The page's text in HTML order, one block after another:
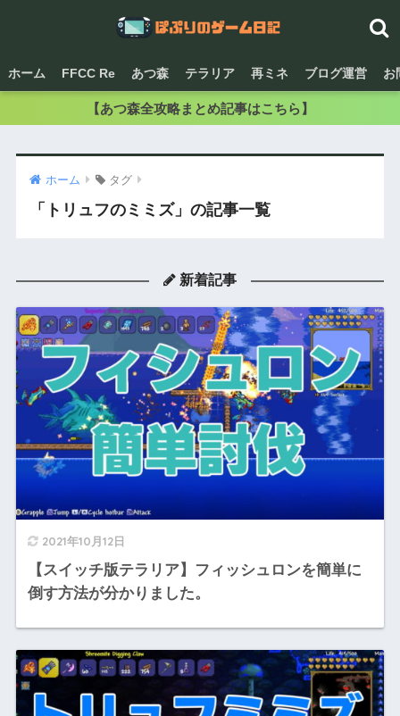
ホーム FFCC Re あつ森 テラリア 再ミネ ブログ運営 お
【あつ森全攻略まとめ記事はこちら】
ホーム タグ
「トリュフのミミズ」の記事一覧
新着記事
2021年10月12日
【スイッチ版テラリア】フィッシュロンを簡単に
倒す方法が分かりました。